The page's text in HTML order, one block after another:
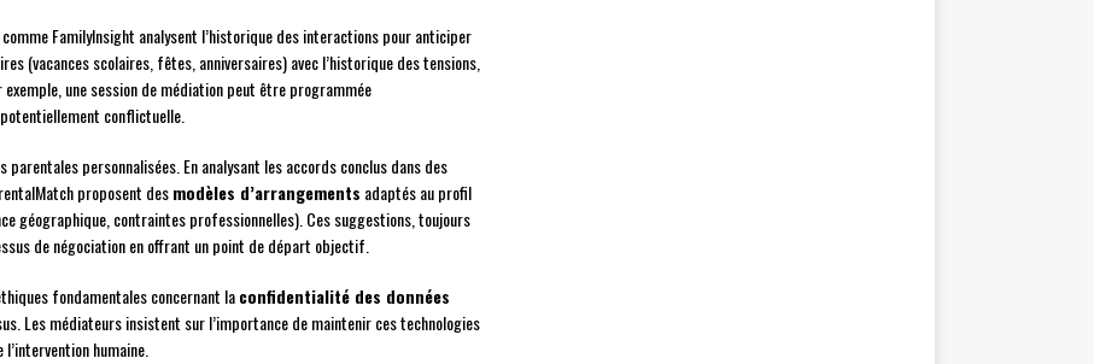
comme FamilyInsight analysent l’historique des interactions pour anticiper
(vacances scolaires, fêtes, anniversaires) avec l’historique des tensions,
une session de médiation peut être programmée
conflictuelle.
parentales personnalisées. En analysant les accords conclus dans des
proposent desmodèles d’arrangements adaptés au profil
géographique, contraintes professionnelles). Ces suggestions, toujours
de négociation en offrant un point de départ objectif.
fondamentales concernant laconfidentialité des données
Les médiateurs insistent sur l’importance de maintenir ces technologies
humaine.